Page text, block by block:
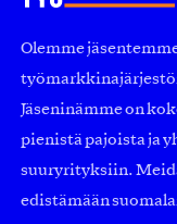
Olemme
Jäseninämme on
pienistä pajoista ja
suuryrityksiin.
edistämään